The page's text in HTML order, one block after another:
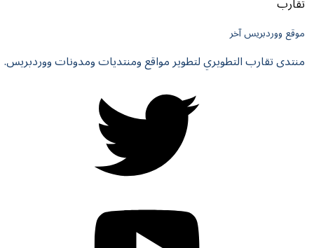
آخر
التطويري لتطوير مواقع ومنتديات ومدونات ووردبريس.